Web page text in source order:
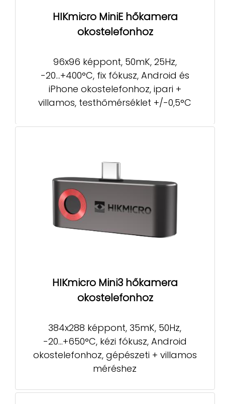
HIKmicro MiniE hőkamera
okostelefonhoz
96x96 képpont, 50mK, 25Hz,
-20...+400°C, fix fókusz, Android és
iPhone okostelefonhoz, ipari +
villamos, testhőmérséklet +/-0,5°C
HIKmicro Mini3 hőkamera
okostelefonhoz
384x288 képpont, 35mK, 50Hz,
-20...+650°C, kézi fókusz, Android
okostelefonhoz, gépészeti + villamos
méréshez